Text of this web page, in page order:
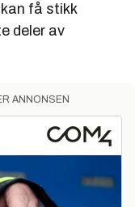
få stikk
deler av
ANNONSEN